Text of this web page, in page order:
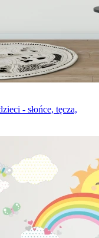
- słońce, tęcza,